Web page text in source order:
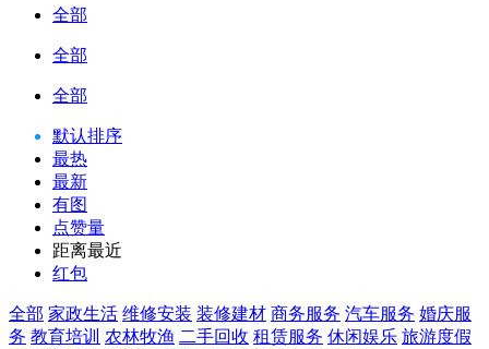
全部
全部
全部
默认排序
最热
最新
有图
点赞量
距离最近
红包
全部 家政生活 维修安装 装修建材 商务服务 汽车服务 婚庆服
务 教育培训 农林牧渔 二手回收 租赁服务 休闲娱乐 旅游度假